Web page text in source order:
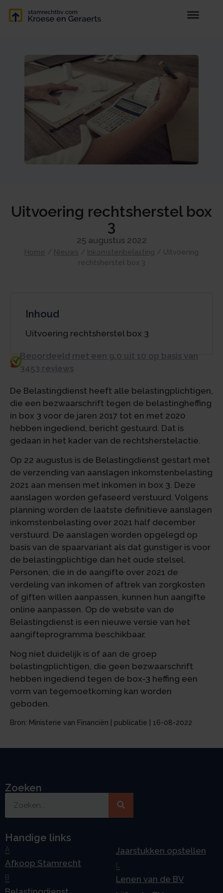
Uitvoering rechtsherstel box
3
25 augustus 2022
Home / Nieuws / Inkomstenbelasting / Uitvoering
rechtsherstel box 3
Inhoud
Uitvoering rechtsherstel box 3
Beoordeeld met een 9.0 uit 10 op basis van
3453 reviews
De Belastingdienst heeft alle belastingplichtigen,
die een bezwaarschrift tegen de belastingheffing
in box 3 voor de jaren 2017 tot en met 2020
hebben ingediend, bericht gestuurd. Dat is
gedaan in het kader van de rechtsherstelactie.
Op 22 augustus is de Belastingdienst gestart met
de verzending van aanslagen inkomstenbelasting
2021 aan mensen met inkomen in box 3. Deze
aanslagen worden gefaseerd verstuurd. Volgens
planning worden de laatste definitieve aanslagen
inkomstenbelasting over 2021 half december
verstuurd. De aanslagen worden opgelegd op
basis van de spaarvariant als dat gunstiger is voor
de belastingplichtige dan het oude stelsel.
Personen, die in de aangifte over 2021 de
verdeling van inkomen of aftrek van zorgkosten
of giften willen aanpassen, kunnen hun aangifte
online aanpassen. Op de website van de
Belastingdienst is een nieuwe versie van het
aangifteprogramma beschikbaar.
Nog niet duidelijk is of aan de groep
belastingplichtigen, die geen bezwaarschrift
hebben ingediend tegen de box-3 heffing een
vorm van tegemoetkoming kan worden
geboden.
Bron: Ministerie van Financiën | publicatie | 16-08-2022
Zoeken
Handige links
A
Afkoop Stamrecht
B
Jaarstukken opstellen
Lenen van de BV